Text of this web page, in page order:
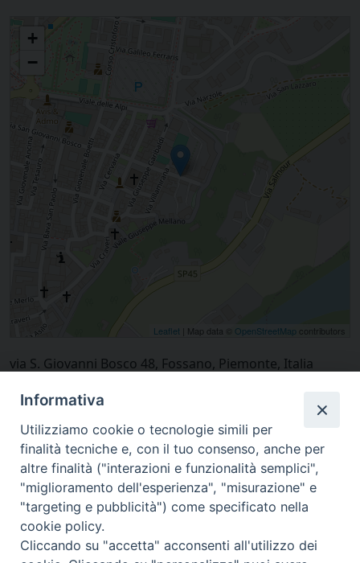
Casa di reclusione di Fossano
+
−
Leaflet | Map data © OpenStreetMap contributors
via S. Giovanni Bosco 48, Fossano, Piemonte, Italia
Informativa
Utilizziamo cookie o tecnologie simili per
finalità tecniche e, con il tuo consenso, anche per
altre finalità ("interazioni e funzionalità semplici",
"miglioramento dell'esperienza", "misurazione" e
"targeting e pubblicità") come specificato nella
cookie policy.
Cliccando su "accetta" acconsenti all'utilizzo dei